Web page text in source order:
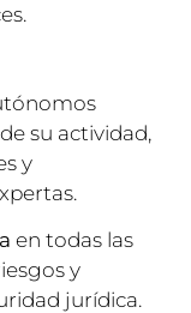
su actividad,
y
en todas las
y
jurídica.